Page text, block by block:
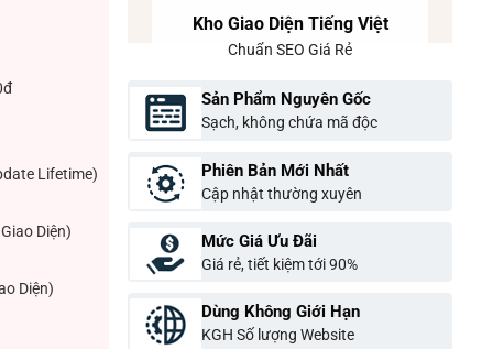
Lifetime)
Diện)
Diện)
Kho Giao Diện Tiếng Việt
Chuẩn SEO Giá Rẻ
Sản Phẩm Nguyên Gốc
Sạch, không chứa mã độc
Phiên Bản Mới Nhất
Cập nhật thường xuyên
Mức Giá Ưu Đãi
Giá rẻ, tiết kiệm tới 90%
Dùng Không Giới Hạn
KGH Số lượng Website